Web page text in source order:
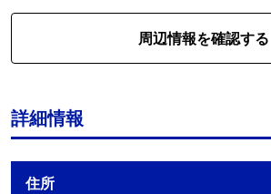
周辺情報を確認する
詳細情報
住所